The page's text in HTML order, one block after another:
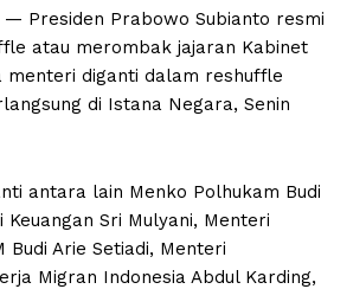
— Presiden Prabowo Subianto resmi
atau merombak jajaran Kabinet
menteri diganti dalam reshuffle
di Istana Negara, Senin
antara lain Menko Polhukam Budi
Keuangan Sri Mulyani, Menteri
Budi Arie Setiadi, Menteri
Migran Indonesia Abdul Karding,